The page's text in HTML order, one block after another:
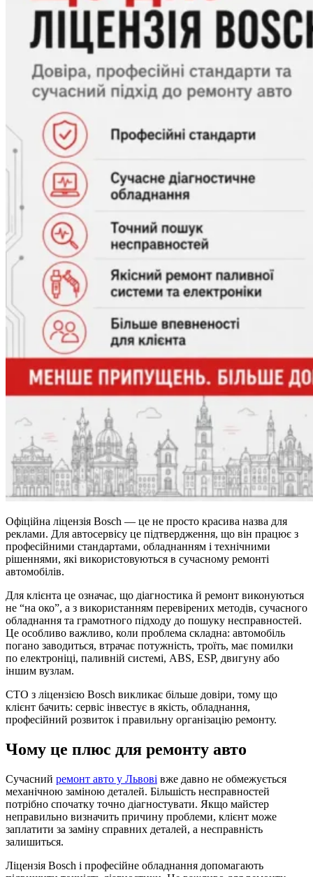
Офіційна ліцензія Bosch — це не просто красива назва для
реклами. Для автосервісу це підтвердження, що він працює з
професійними стандартами, обладнанням і технічними
рішеннями, які використовуються в сучасному ремонті
автомобілів.
Для клієнта це означає, що діагностика й ремонт виконуються
не “на око”, а з використанням перевірених методів, сучасного
обладнання та грамотного підходу до пошуку несправностей.
Це особливо важливо, коли проблема складна: автомобіль
погано заводиться, втрачає потужність, троїть, має помилки
по електроніці, паливній системі, ABS, ESP, двигуну або
іншим вузлам.
СТО з ліцензією Bosch викликає більше довіри, тому що
клієнт бачить: сервіс інвестує в якість, обладнання,
професійний розвиток і правильну організацію ремонту.
Чому це плюс для ремонту авто
Сучасний ремонт авто у Львові вже давно не обмежується
механічною заміною деталей. Більшість несправностей
потрібно спочатку точно діагностувати. Якщо майстер
неправильно визначить причину проблеми, клієнт може
заплатити за заміну справних деталей, а несправність
залишиться.
Ліцензія Bosch і професійне обладнання допомагають